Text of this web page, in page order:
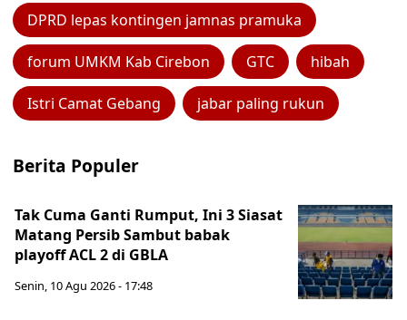
DPRD lepas kontingen jamnas pramuka
forum UMKM Kab Cirebon GTC hibah
Istri Camat Gebang jabar paling rukun
Berita Populer
Tak Cuma Ganti Rumput, Ini 3 Siasat
Matang Persib Sambut babak
playoff ACL 2 di GBLA
Senin, 10 Agu 2026 - 17:48